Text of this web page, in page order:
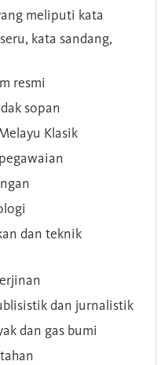
meliputi kata
kata sandang,
resmi
sopan
Klasik
dan teknik
dan jurnalistik
dan gas bumi